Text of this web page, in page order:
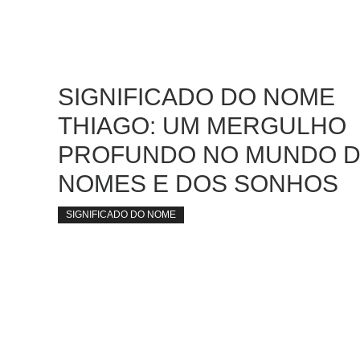
SIGNIFICADO DO NOME
THIAGO: UM MERGULHO
PROFUNDO NO MUNDO
NOMES E DOS SONHOS
SIGNIFICADO DO NOME